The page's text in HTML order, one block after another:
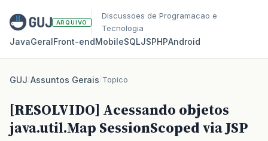
ARQUIVO
Discussoes de Programacao e
Tecnologia
JavaGeralFront‑endMobileSQLJSPHPAndroid
GUJ/Assuntos Gerais/Topico
[RESOLVIDO] Acessando objetos
java.util.Map SessionScoped via JSP